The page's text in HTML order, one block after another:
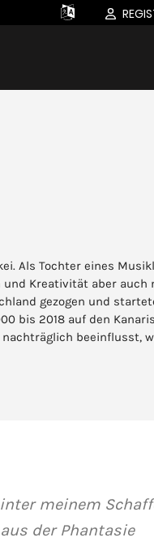
Als Tochter eines
Kreativität aber auch
gezogen und
bis 2018 auf den
beeinflusst,
meinem
der Phantasie